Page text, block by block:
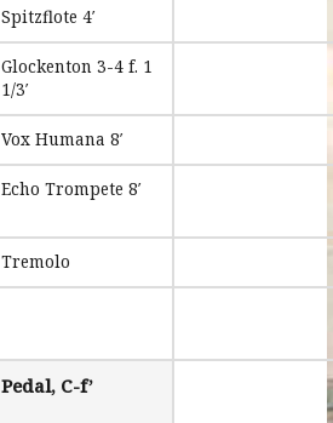
Spitzflote 4′
Glockenton 3-4 f. 1
1/3′
Vox Humana 8′
Echo Trompete 8′
Tremolo
Pedal, C-f’